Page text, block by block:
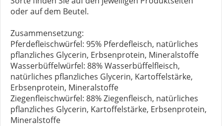
oder auf dem Beutel.
Zusammensetzung:
Pferdefleischwürfel: 95% Pferdefleisch, natürliches
pflanzliches Glycerin, Erbsenprotein, Mineralstoffe
Wasserbüffelwürfel: 88% Wasserbüffelfleisch,
natürliches pflanzliches Glycerin, Kartoffelstärke,
Erbsenprotein, Mineralstoffe
Ziegenfleischwürfel: 88% Ziegenfleisch, natürliches
pflanzliches Glycerin, Kartoffelstärke, Erbsenprotein,
Mineralstoffe